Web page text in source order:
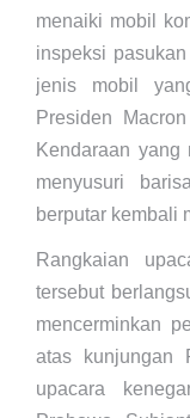
menaiki mobil
inspeksi
jenis mobil
Presiden
Kendaraan
menyusuri
berputar kembali
Rangkaian
tersebut
mencerminkan
atas kunjungan
upacara